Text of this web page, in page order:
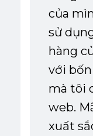
của
sử
hàng
với
mà tôi
web.
xuất